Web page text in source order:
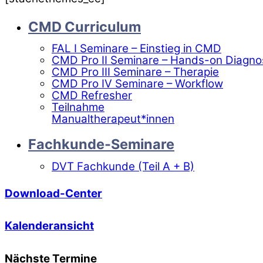
CMD Curriculum
FAL I Seminare – Einstieg in CMD
CMD Pro II Seminare – Hands-on
CMD Pro III Seminare – Therapie
CMD Pro IV Seminare – Workflow
CMD Refresher
Teilnahme
Manualtherapeut*innen
Fachkunde-Seminare
DVT Fachkunde (Teil A + B)
Download-Center
Kalenderansicht
Nächste Termine